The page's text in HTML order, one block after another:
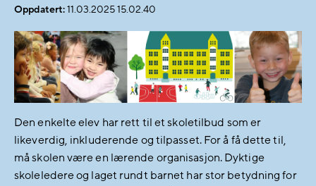
Oppdatert: 11.03.2025 15.02.40
Den enkelte elev har rett til et skoletilbud som er
likeverdig, inkluderende og tilpasset. For å få dette til,
må skolen være en lærende organisasjon. Dyktige
skoleledere og laget rundt barnet har stor betydning for